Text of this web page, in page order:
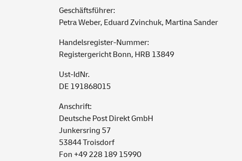
Geschäftsführer:
Petra Weber, Eduard Zvinchuk, Martina Sander
Handelsregister-Nummer:
Registergericht Bonn, HRB 13849
Ust-IdNr.
DE 191868015
Anschrift:
Deutsche Post Direkt GmbH
Junkersring 57
53844 Troisdorf
Fon +49 228 189 15990